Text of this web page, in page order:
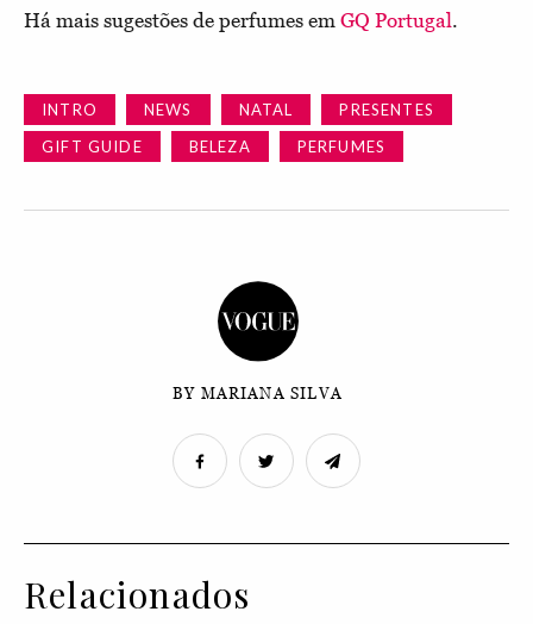
Há mais sugestões de perfumes em GQ Portugal.
INTRO NEWS NATAL
PRESENTES
GIFT GUIDE
BELEZA PERFUMES
BY MARIANA SILVA
Relacionados